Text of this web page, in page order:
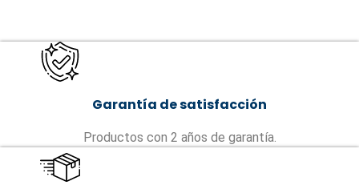
Garantía de satisfacción
Productos con 2 años de garantía.